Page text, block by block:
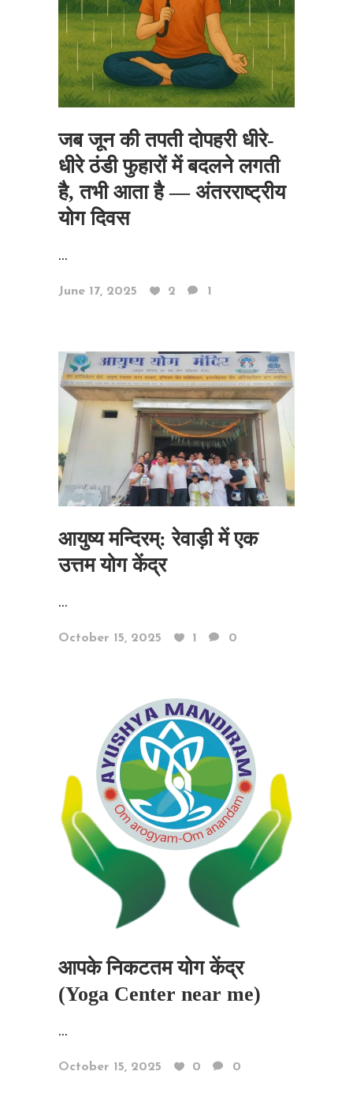
जब जून की तपती दोपहरी धीरे-
धीरे ठंडी फुहारों में बदलने लगती
है, तभी आता है — अंतरराष्ट्रीय
योग दिवस
...
June 17, 2025 2 1
आयुष्य मन्दिरम्: रेवाड़ी में एक
उत्तम योग केंद्र
...
October 15, 2025 1 0
आपके निकटतम योग केंद्र
(Yoga Center near me)
...
October 15, 2025 0 0